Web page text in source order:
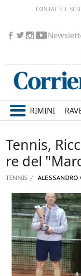
CONTATTI E
RIMINI
Tennis,
re del
TENNIS